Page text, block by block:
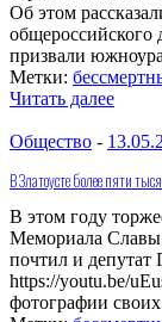
Об этом
призвали
Метки:
Читать далее
Общество -
В Златоусте более пяти
В этом году
Мемориала
почтил и депутат
https://youtu.be/
фотографии